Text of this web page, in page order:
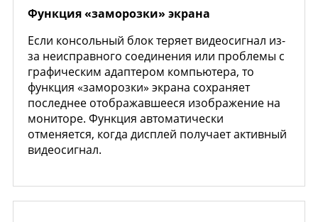
Функция «заморозки» экрана
Если консольный блок теряет видеосигнал из-
за неисправного соединения или проблемы с
графическим адаптером компьютера, то
функция «заморозки» экрана сохраняет
последнее отображавшееся изображение на
мониторе. Функция автоматически
отменяется, когда дисплей получает активный
видеосигнал.